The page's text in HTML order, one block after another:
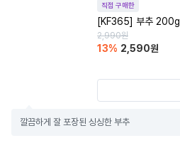
직접 구매한
[KF365] 부추 200g
2,990원
13% 2,590원
깔끔하게 잘 포장된 싱싱한 부추